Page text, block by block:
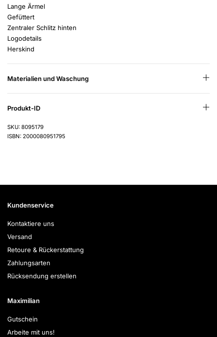
Lange Ärmel
Gefüttert
Zentraler Schlitz hinten
Logodetails
Herskind
Materialien und Waschung
Produkt-ID
SKU: 8095179
ISBN: 2000080951795
Kundenservice
Kontaktiere uns
Versand
Retoure & Rückerstattung
Zahlungsarten
Rücksendung erstellen
Maximilian
Gutschein
Arbeite mit uns!